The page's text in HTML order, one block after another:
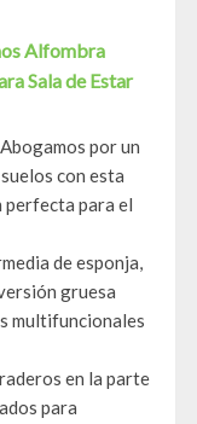
Alfombra
Sala de Estar
por un
con esta
perfecta para el
de esponja,
gruesa
multifuncionales
en la parte
para